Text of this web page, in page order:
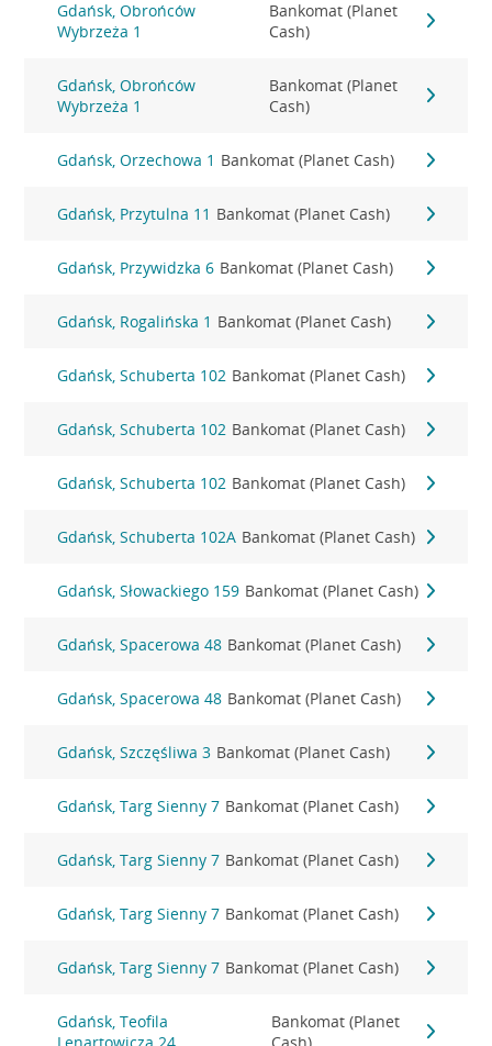
Gdańsk, Obrońców
Wybrzeża 1
Bankomat (Planet
Cash)
Gdańsk, Obrońców
Wybrzeża 1
Bankomat (Planet
Cash)
Gdańsk, Orzechowa 1 Bankomat (Planet Cash)
Gdańsk, Przytulna 11 Bankomat (Planet Cash)
Gdańsk, Przywidzka 6 Bankomat (Planet Cash)
Gdańsk, Rogalińska 1 Bankomat (Planet Cash)
Gdańsk, Schuberta 102 Bankomat (Planet Cash)
Gdańsk, Schuberta 102 Bankomat (Planet Cash)
Gdańsk, Schuberta 102 Bankomat (Planet Cash)
Gdańsk, Schuberta 102A Bankomat (Planet Cash)
Gdańsk, Słowackiego 159 Bankomat (Planet Cash)
Gdańsk, Spacerowa 48 Bankomat (Planet Cash)
Gdańsk, Spacerowa 48 Bankomat (Planet Cash)
Gdańsk, Szczęśliwa 3 Bankomat (Planet Cash)
Gdańsk, Targ Sienny 7 Bankomat (Planet Cash)
Gdańsk, Targ Sienny 7 Bankomat (Planet Cash)
Gdańsk, Targ Sienny 7 Bankomat (Planet Cash)
Gdańsk, Targ Sienny 7 Bankomat (Planet Cash)
Gdańsk, Teofila
Bankomat (Planet